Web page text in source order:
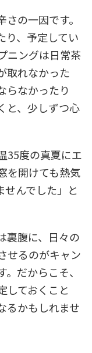
の一因です。
り、予定してい
ニングは日常茶
取れなかった
らなかったり
と、少しずつ心
35度の真夏にエ
を開けても熱気
せんでした」と
裏腹に、日々の
せるのがキャン
だからこそ、
しておくこと
るかもしれませ